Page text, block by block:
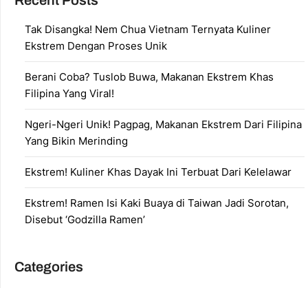
Tak Disangka! Nem Chua Vietnam Ternyata Kuliner
Ekstrem Dengan Proses Unik
Berani Coba? Tuslob Buwa, Makanan Ekstrem Khas
Filipina Yang Viral!
Ngeri-Ngeri Unik! Pagpag, Makanan Ekstrem Dari Filipina
Yang Bikin Merinding
Ekstrem! Kuliner Khas Dayak Ini Terbuat Dari Kelelawar
Ekstrem! Ramen Isi Kaki Buaya di Taiwan Jadi Sorotan,
Disebut ‘Godzilla Ramen’
Categories